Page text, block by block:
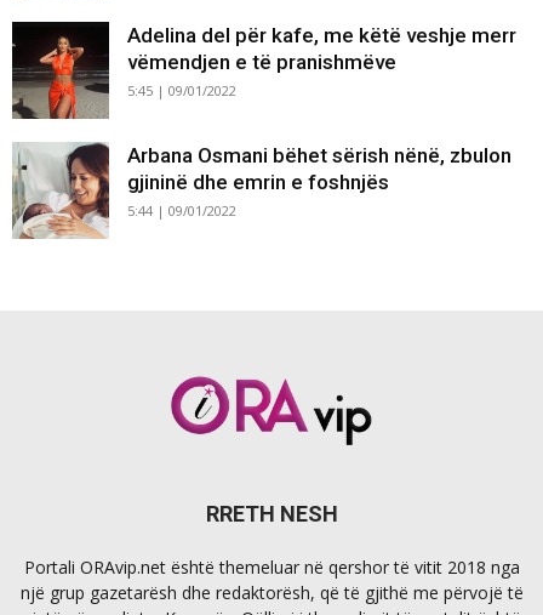
Adelina del për kafe, me këtë veshje merr
vëmendjen e të pranishmëve
5:45 | 09/01/2022
Arbana Osmani bëhet sërish nënë, zbulon
gjininë dhe emrin e foshnjës
5:44 | 09/01/2022
RRETH NESH
Portali ORAvip.net është themeluar në qershor të vitit 2018 nga
një grup gazetarësh dhe redaktorësh, që të gjithë me përvojë të